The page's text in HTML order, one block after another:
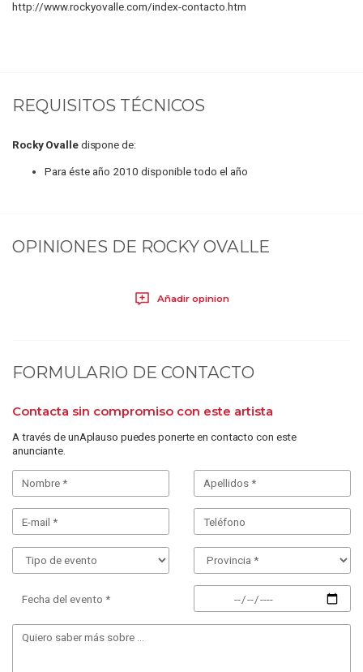
http://www.rockyovalle.com/index-contacto.htm
REQUISITOS TÉCNICOS
Rocky Ovalledispone de:
Para éste año 2010 disponible todo el año
OPINIONES DE ROCKY OVALLE
Añadir opinion
FORMULARIO DE CONTACTO
Contacta sin compromiso con este artista
A través de unAplauso puedes ponerte en contacto con este
anunciante.
Fecha del evento *